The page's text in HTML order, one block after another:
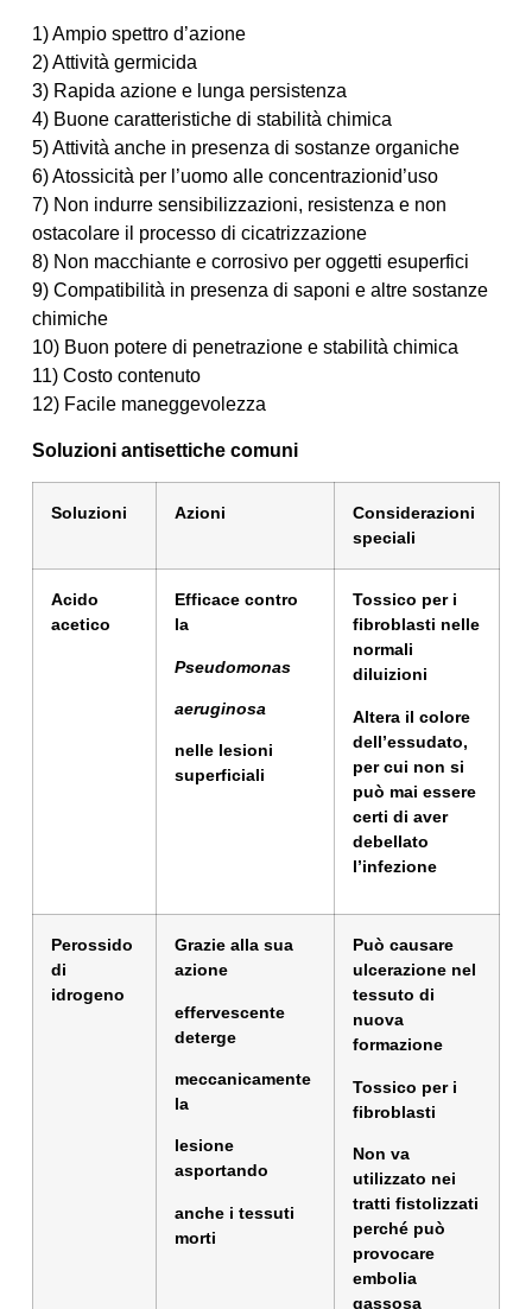
1) Ampio spettro d’azione
2) Attività germicida
3) Rapida azione e lunga persistenza
4) Buone caratteristiche di stabilità chimica
5) Attività anche in presenza di sostanze organiche
6) Atossicità per l’uomo alle concentrazionid’uso
7) Non indurre sensibilizzazioni, resistenza e non
ostacolare il processo di cicatrizzazione
8) Non macchiante e corrosivo per oggetti esuperfici
9) Compatibilità in presenza di saponi e altre sostanze
chimiche
10) Buon potere di penetrazione e stabilità chimica
11) Costo contenuto
12) Facile maneggevolezza
Soluzioni antisettiche comuni
Soluzioni Azioni
Considerazioni
speciali
Acido
acetico
Efficace contro
la
Pseudomonas
aeruginosa
nelle lesioni
superficiali
Tossico per i
fibroblasti nelle
normali
diluizioni
Altera il colore
dell’essudato,
per cui non si
può mai essere
certi di aver
debellato
l’infezione
Perossido
di
idrogeno
Grazie alla sua
azione
effervescente
deterge
meccanicamente
la
lesione
asportando
anche i tessuti
morti
Può causare
ulcerazione nel
tessuto di
nuova
formazione
Tossico per i
fibroblasti
Non va
utilizzato nei
tratti fistolizzati
perché può
provocare
embolia
gassosa